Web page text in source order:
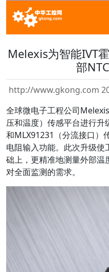
Melexis为智能IVT
部
http://www.gkong.com
全球微电子工程公司
压和温度）传感平台进行升
和MLX91231（分流接口）
电阻输入功能。此次升级
础上，更精准地测量外部温
对全面监测的需求。